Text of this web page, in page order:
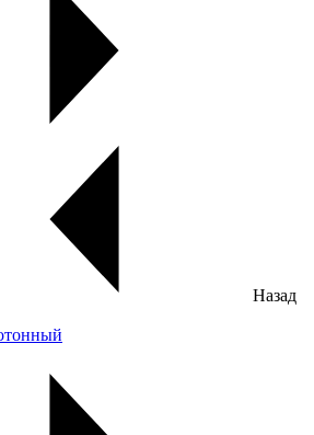
Назад